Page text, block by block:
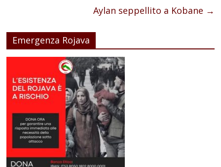
Aylan seppellito a Kobane →
Emergenza Rojava